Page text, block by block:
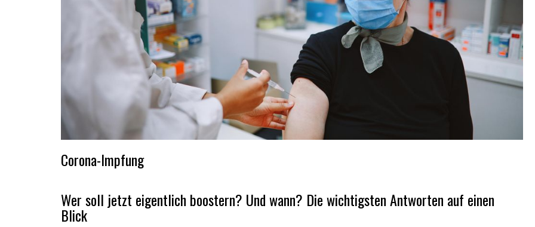
Corona-Impfung
Wer soll jetzt eigentlich boostern? Und wann? Die wichtigsten Antworten auf einen
Blick